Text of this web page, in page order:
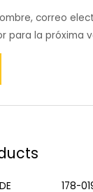
correo
para la próxima
178-